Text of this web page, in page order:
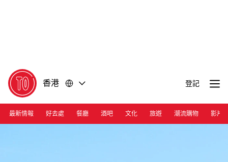
香港 登記
最新情報 好去處 餐廳 酒吧 文化 旅遊 潮流購物 影片